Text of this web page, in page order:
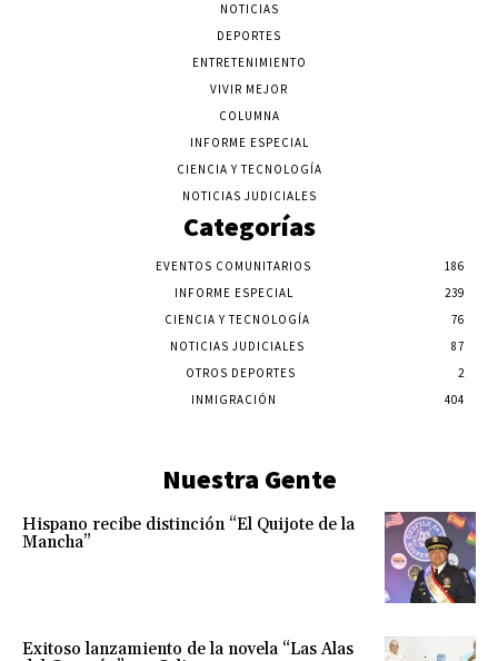
NOTICIAS
DEPORTES
ENTRETENIMIENTO
VIVIR MEJOR
COLUMNA
INFORME ESPECIAL
CIENCIA Y TECNOLOGÍA
NOTICIAS JUDICIALES
Categorías
EVENTOS COMUNITARIOS
186
INFORME ESPECIAL
239
CIENCIA Y TECNOLOGÍA
76
NOTICIAS JUDICIALES
87
OTROS DEPORTES
2
INMIGRACIÓN
404
Nuestra Gente
Hispano recibe distinción “El Quijote de la
Mancha”
Exitoso lanzamiento de la novela “Las Alas